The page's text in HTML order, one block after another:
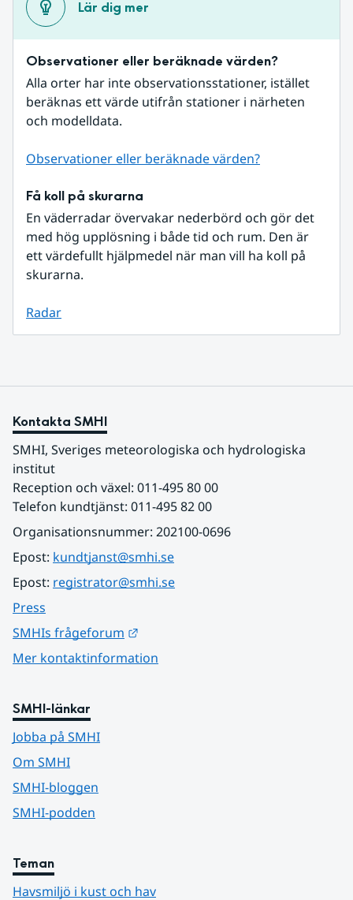
Lär dig mer
Observationer eller beräknade värden?
Alla orter har inte observationsstationer, istället
beräknas ett värde utifrån stationer i närheten
och modelldata.
Observationer eller beräknade värden?
Få koll på skurarna
En väderradar övervakar nederbörd och gör det
med hög upplösning i både tid och rum. Den är
ett värdefullt hjälpmedel när man vill ha koll på
skurarna.
Radar
Kontakta SMHI
SMHI, Sveriges meteorologiska och hydrologiska
institut
Reception och växel: 011-495 80 00
Telefon kundtjänst: 011-495 82 00
Organisationsnummer: 202100-0696
Epost: kundtjanst@smhi.se
Epost: registrator@smhi.se
Press
SMHIs frågeforum
Mer kontaktinformation
SMHI-länkar
Jobba på SMHI
Om SMHI
SMHI-bloggen
SMHI-podden
Teman
Havsmiljö i kust och hav